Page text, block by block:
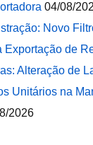
04/08/
Novo
Exportação de
Alteração de
Unitários na
2026